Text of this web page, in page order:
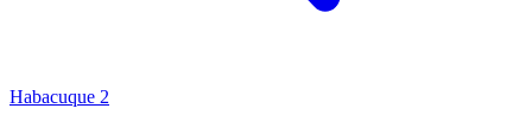
Habacuque 2